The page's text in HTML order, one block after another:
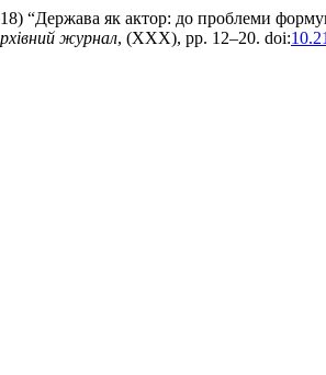
“Держава як актор: до проблеми
журнал, (XXX), pp. 12–20. doi: